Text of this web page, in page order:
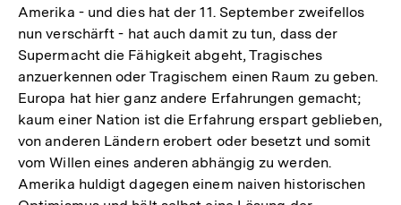
Amerika - und dies hat der 11. September zweifellos
nun verschärft - hat auch damit zu tun, dass der
Supermacht die Fähigkeit abgeht, Tragisches
anzuerkennen oder Tragischem einen Raum zu geben.
Europa hat hier ganz andere Erfahrungen gemacht;
kaum einer Nation ist die Erfahrung erspart geblieben,
von anderen Ländern erobert oder besetzt und somit
vom Willen eines anderen abhängig zu werden.
Amerika huldigt dagegen einem naiven historischen